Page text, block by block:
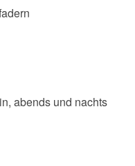
abends und nachts